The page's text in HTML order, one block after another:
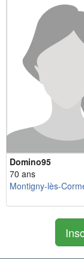
Domino95
70 ans
Montigny-lès-